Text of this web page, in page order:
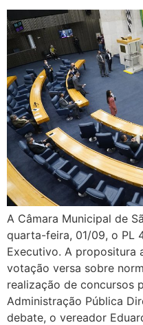
A Câmara Municipal de
quarta-feira, 01/09, o PL
Executivo. A propositura
votação versa sobre
realização de concursos
Administração Pública
debate, o vereador